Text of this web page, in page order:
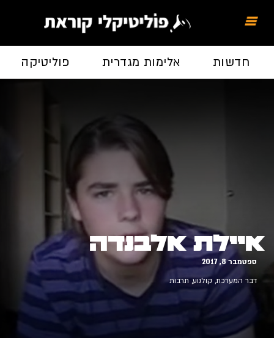
חדשות אלימות מגדרית פוליטיקה
איילת אלבנדה
ספטמבר 8, 2017
דבר המערכת, קולנוע,תרבות